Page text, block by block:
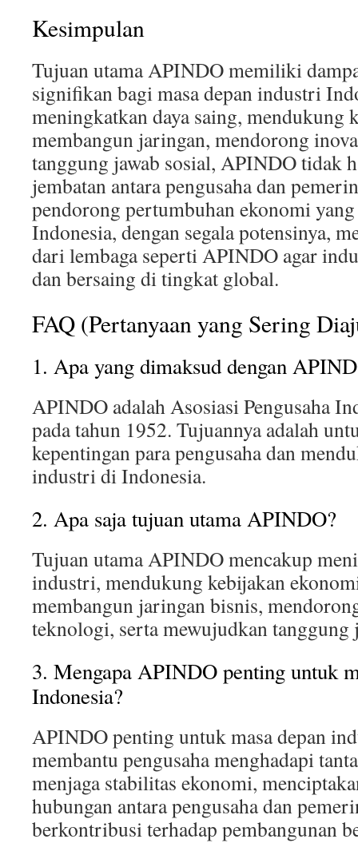
Kesimpulan
Tujuan utama APINDO memiliki
signifikan bagi masa depan industri
meningkatkan daya saing, mendukung
membangun jaringan, mendorong
tanggung jawab sosial, APINDO tidak
jembatan antara pengusaha dan
pendorong pertumbuhan ekonomi
Indonesia, dengan segala potensinya,
dari lembaga seperti APINDO agar
dan bersaing di tingkat global.
FAQ (Pertanyaan yang Sering
1. Apa yang dimaksud dengan
APINDO adalah Asosiasi Pengusaha
pada tahun 1952. Tujuannya adalah
kepentingan para pengusaha dan
industri di Indonesia.
2. Apa saja tujuan utama APINDO?
Tujuan utama APINDO mencakup
industri, mendukung kebijakan
membangun jaringan bisnis,
teknologi, serta mewujudkan tanggung
3. Mengapa APINDO penting untuk
Indonesia?
APINDO penting untuk masa depan
membantu pengusaha menghadapi
menjaga stabilitas ekonomi,
hubungan antara pengusaha dan
berkontribusi terhadap pembangunan